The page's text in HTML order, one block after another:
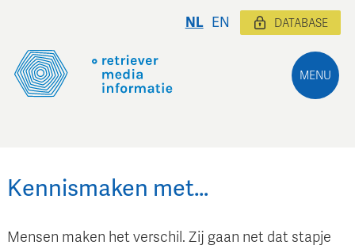
MENU
NL EN DATABASE
Kennismaken met…
Mensen maken het verschil. Zij gaan net dat stapje